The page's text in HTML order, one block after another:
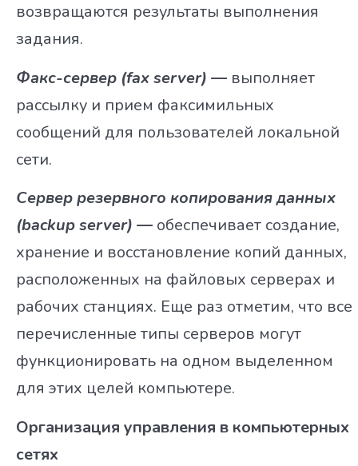
возвращаются результаты выполнения
задания.
Факс-сервер (fax server) — выполняет
рассылку и прием факсимильных
сообщений для пользователей локальной
сети.
Сервер резервного копирования данных
(backup server) — обеспечивает создание,
хранение и восстановление копий данных,
расположенных на файловых серверах и
рабочих станциях. Еще раз отметим, что все
перечисленные типы серверов могут
функционировать на одном выделенном
для этих целей компьютере.
Организация управления в компьютерных
сетях